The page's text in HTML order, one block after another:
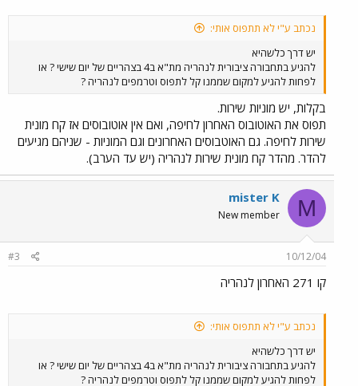
נכתב ע"י לא תתפוס אותי:
יש דרך כלשהיא
להגיע בתחבורה ציבורית לנהריה מת"א ב4 בצהריים של יום שישי ? או
לפחות להגיע למקום שממנו קל לתפוס וטרמפים לנהריה ?
בקלות, יש מוניות שירות.
תפוס את האוטובוס האחרון לחיפה, ואם אין אוטובוסים אז קח מונית
שירות לחיפה. גם האוטבוסים האחרונים וגם המוניות - שניהם מגיעים
להדר. מהדר קח מונית שירות לנהריה (יש עד הערב).
M
mister K
New member
10/12/04
#3
קו 271 האחרון לנהריה
נכתב ע"י לא תתפוס אותי:
יש דרך כלשהיא
להגיע בתחבורה ציבורית לנהריה מת"א ב4 בצהריים של יום שישי ? או
לפחות להגיע למקום שממנו קל לתפוס וטרמפים לנהריה ?